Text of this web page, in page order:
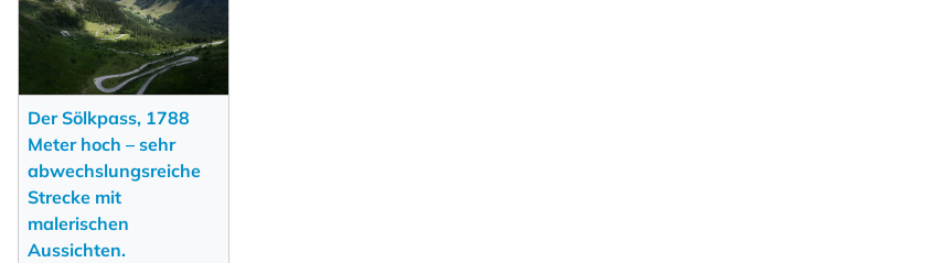
Der Sölkpass, 1788
Meter hoch – sehr
abwechslungsreiche
Strecke mit
malerischen
Aussichten.